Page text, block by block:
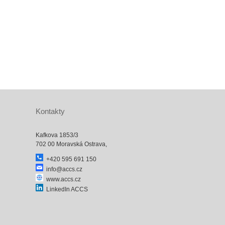
Kontakty
Kafkova 1853/3
702 00 Moravská Ostrava,
+420 595 691 150
info@accs.cz
www.accs.cz
LinkedIn ACCS